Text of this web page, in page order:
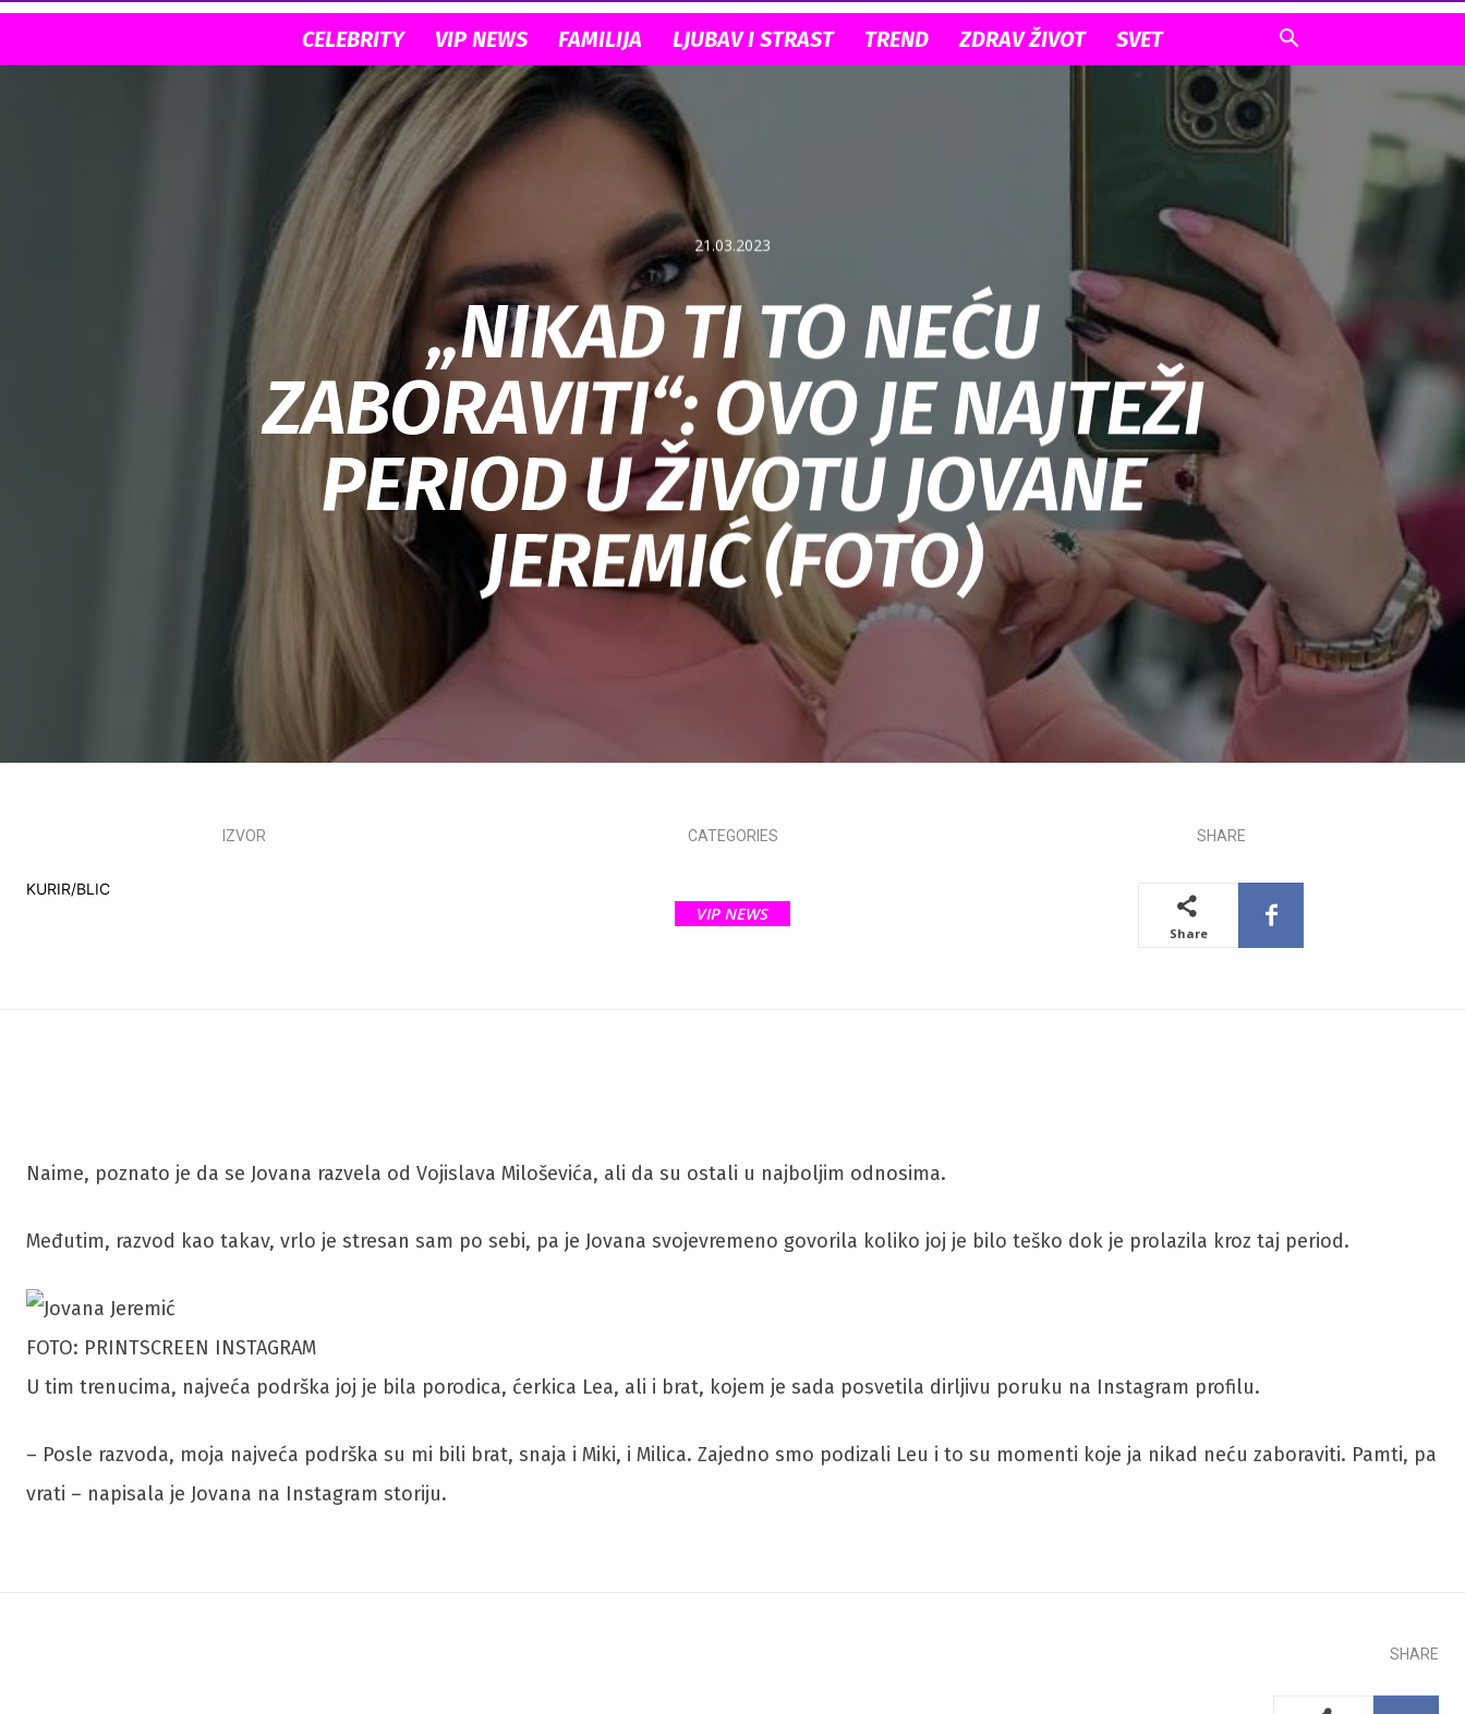
CELEBRITY VIP NEWS FAMILIJA LJUBAV I STRAST TREND ZDRAV ŽIVOT SVET
21.03.2023
„NIKAD TI TO NEĆU
ZABORAVITI“: OVO JE NAJTEŽI
PERIOD U ŽIVOTU JOVANE
JEREMIĆ (FOTO)
IZVOR
KURIR/BLIC
CATEGORIES
VIP NEWS
SHARE
Share
Naime, poznato je da se Jovana razvela od Vojislava Miloševića, ali da su ostali u najboljim odnosima.
Međutim, razvod kao takav, vrlo je stresan sam po sebi, pa je Jovana svojevremeno govorila koliko joj je bilo teško dok je prolazila kroz taj period.
FOTO: PRINTSCREEN INSTAGRAM
U tim trenucima, najveća podrška joj je bila porodica, ćerkica Lea, ali i brat, kojem je sada posvetila dirljivu poruku na Instagram profilu.
– Posle razvoda, moja najveća podrška su mi bili brat, snaja i Miki, i Milica. Zajedno smo podizali Leu i to su momenti koje ja nikad neću zaboraviti. Pamti, pa
vrati – napisala je Jovana na Instagram storiju.
SHARE